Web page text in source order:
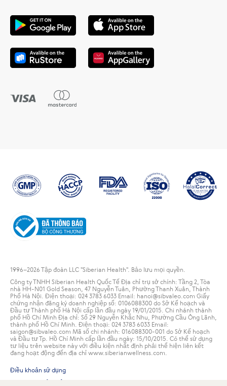
1996–2026 Tập đoàn LLC "Siberian Health". Bảo lưu mọi quyền.
Công ty TNHH Siberian Health Quốc Tế Địa chỉ trụ sở chính: Tầng 2, Tòa
nhà HH-N01 Gold Season, 47 Nguyễn Tuân, Phường Thanh Xuân, Thành
Phố Hà Nội. Điện thoại: 024 3783 6033 Email: hanoi@sibvaleo.com Giấy
chứng nhận đăng ký doanh nghiệp số: 0106088300 do Sở Kế hoạch và
Đầu tư Thành phố Hà Nội cấp lần đầu ngày 19/01/2015. Chi nhánh thành
phố Hồ Chí Minh Địa chỉ: Số 29 Nguyễn Khắc Nhu, Phường Cầu Ông Lãnh,
thành phố Hồ Chí Minh. Điện thoại: 024 3783 6033 Email:
saigon@sibvaleo.com Mã số chi nhánh: 016088300-001 do Sở Kế hoạch
và Đầu tư Tp. Hồ Chí Minh cấp lần đầu ngày: 15/10/2015. Có thể sử dụng
tư liệu trên website này với điều kiện nhất định phải thể hiện liên kết
đang hoạt động đến địa chỉ www.siberianwellness.com.
Điều khoản sử dụng
Chính sách bảo mật